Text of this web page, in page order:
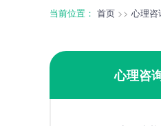
当前位置： 首页 >> 心理咨
心理咨